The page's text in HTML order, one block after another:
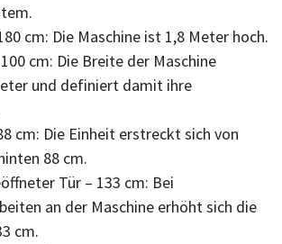
cm: Die Maschine ist 1,8 Meter hoch.
cm: Die Breite der Maschine
und definiert damit ihre
cm: Die Einheit erstreckt sich von
88 cm.
Tür – 133 cm: Bei
an der Maschine erhöht sich die
cm.